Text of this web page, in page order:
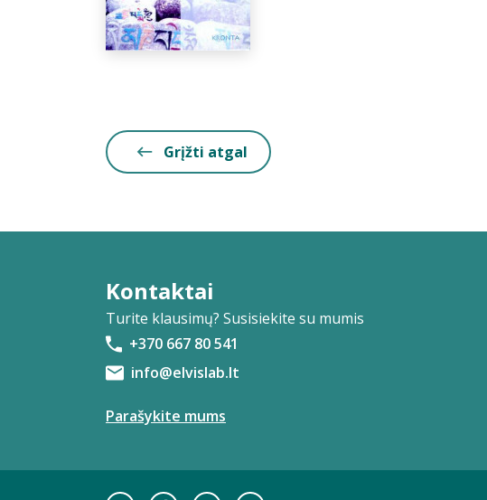
Grįžti atgal
Kontaktai
Turite klausimų? Susisiekite su mumis
+370 667 80 541
info@elvislab.lt
Parašykite mums